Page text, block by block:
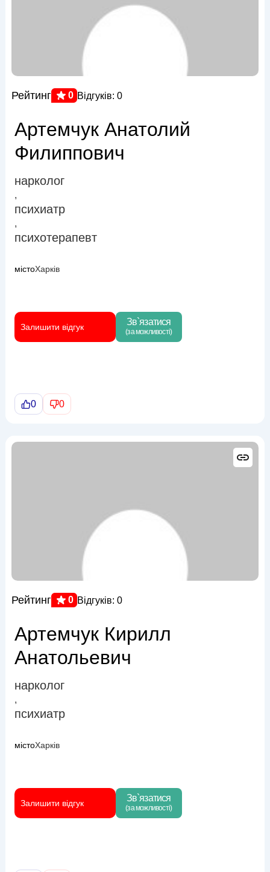
Рейтинг 0 Відгуків: 0
Артемчук Анатолий
Филиппович
нарколог
,
психиатр
,
психотерапевт
містоХарків
Залишити відгук Зв`язатися
(за можливості)
0 0
Рейтинг 0 Відгуків: 0
Артемчук Кирилл
Анатольевич
нарколог
,
психиатр
містоХарків
Залишити відгук Зв`язатися
(за можливості)